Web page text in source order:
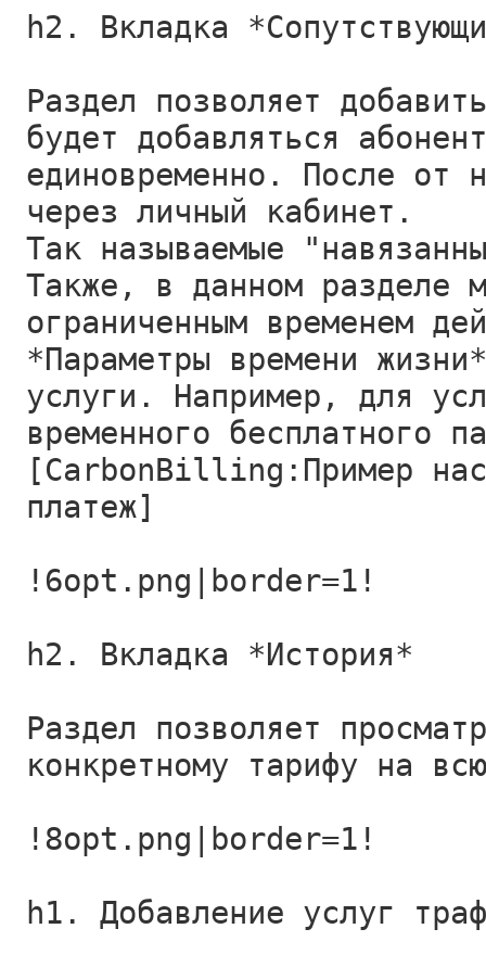
h2. Вкладка
Раздел позволяет
будет добавляться
единовременно. После от
через личный кабинет.
Так называемые
Также, в данном разделе
ограниченным временем
*Параметры времени
услуги. Например, для
временного бесплатного
[CarbonBilling:Пример
платеж]
!6opt.png|border=1!
h2. Вкладка *История*
Раздел позволяет
конкретному тарифу на
!8opt.png|border=1!
h1. Добавление услуг